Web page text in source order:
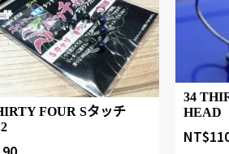
FOUR Sタッチ
34
HEAD
NT$